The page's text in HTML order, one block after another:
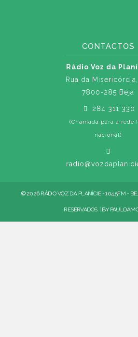
CONTACTOS
Rádio Voz da
Rua da
7800-285 Beja
284 311 330
(Chamada para a rede
nacional)
© 2026 RÁDIO VOZ DA PLANÍCIE - 104.5FM -
RESERVADOS. | BY